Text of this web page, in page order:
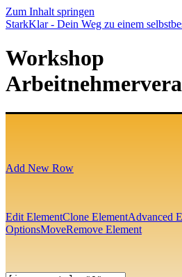
Zum Inhalt springen
StarkKlar - Dein Weg zu einem
Workshop
Add New Row
Edit ElementClone ElementAdvanced
OptionsMoveRemove Element